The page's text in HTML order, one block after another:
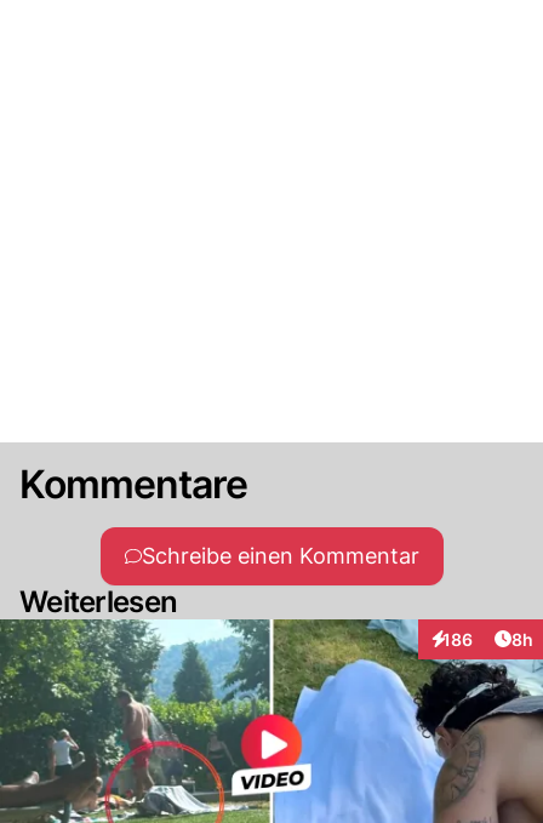
Kommentare
Schreibe einen Kommentar
Weiterlesen
186
Interaktionen
8h